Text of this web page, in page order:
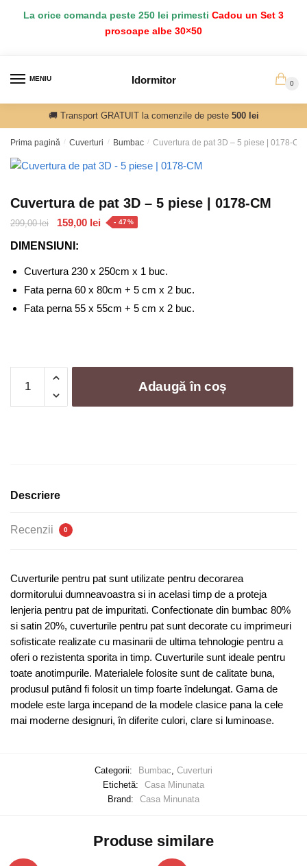
La orice comanda peste 250 lei primesti Cadou un Set 3
prosoape albe 30×50
MENIU Idormitor 0
🚚 Transport GRATUIT la comenzile de peste 500 lei
Prima pagină / Cuverturi / Bumbac / Cuvertura de pat 3D – 5 piese | 0178-CM
Cuvertura de pat 3D – 5 piese | 0178-CM
299,00lei
Prețul
a
fost:
299,00 lei.
159,00 lei Prețul
159,00 lei.
- 47%
DIMENSIUNI:
Cuvertura 230 x 250cm x 1 buc.
Fata perna 60 x 80cm + 5 cm x 2 buc.
Fata perna 55 x 55cm + 5 cm x 2 buc.
Cuvertura
de
piese
Adaugă în coș
Descriere
Recenzii 0
Cuverturile pentru pat sunt utilizate pentru decorarea
dormitorului dumneavoastra si in acelasi timp de a proteja
lenjeria pentru pat de impuritati. Confectionate din bumbac 80%
si satin 20%, cuverturile pentru pat sunt decorate cu imprimeuri
sofisticate realizate cu masinarii de ultima tehnologie pentru a
oferi o rezistenta sporita in timp. Cuverturile sunt ideale pentru
toate anotimpurile. Materialele folosite sunt de calitate buna,
produsul putând fi folosit un timp foarte îndelungat. Gama de
modele este larga incepand de la modele clasice pana la cele
mai moderne designuri, în diferite culori, clare si luminoase.
Categorii: Bumbac Cuverturi
Etichetă:
Casa Minunata
Brand:
Casa Minunata
Produse similare